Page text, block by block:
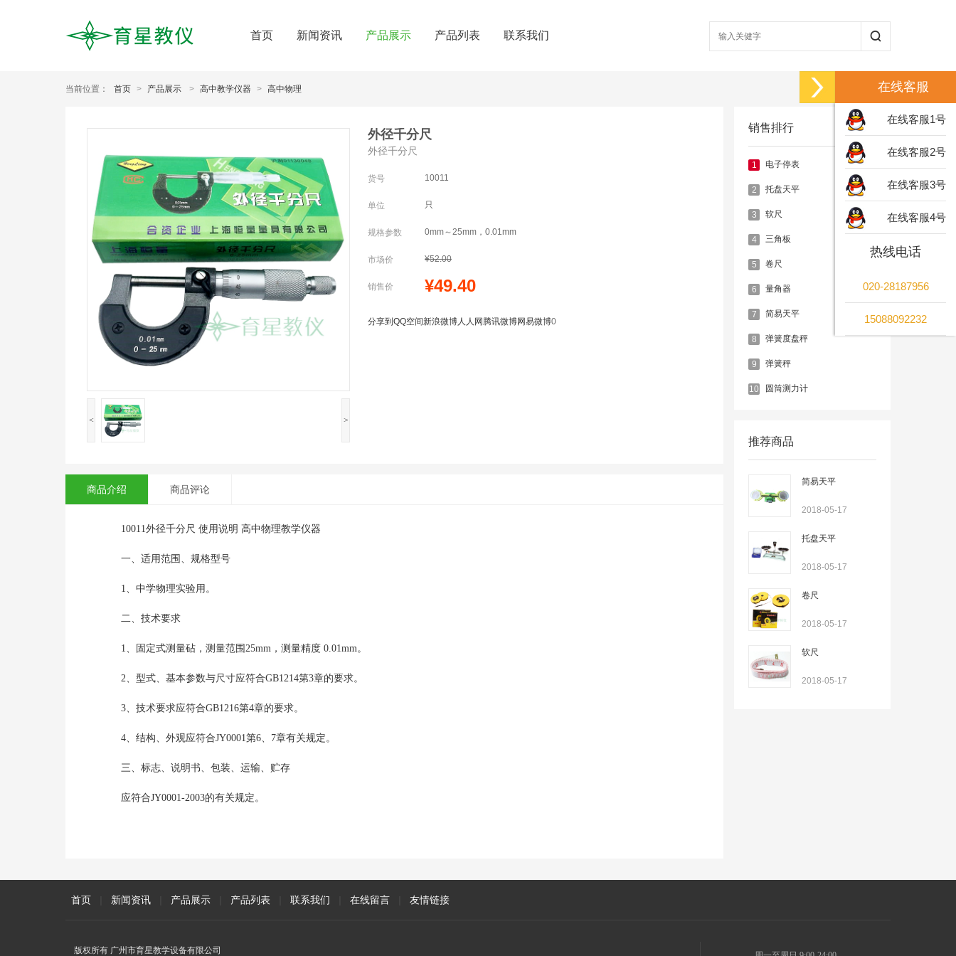
首页 新闻资讯 产品展示 产品列表 联系我们
当前位置： 首页 > 产品展示 > 高中教学仪器 > 高中物理
< >
外径千分尺
外径千分尺
货号 10011
单位 只
规格参数 0mm～25mm，0.01mm
市场价 ¥52.00
销售价 ¥49.40
分享到 QQ空间新浪微博人人网 腾讯微博网易微博0
商品介绍 商品评论
10011外径千分尺 使用说明 高中物理教学仪器
一、适用范围、规格型号
1、中学物理实验用。
二、技术要求
1、固定式测量砧，测量范围25mm，测量精度 0.01mm。
2、型式、基本参数与尺寸应符合GB1214第3章的要求。
3、技术要求应符合GB1216第4章的要求。
4、结构、外观应符合JY0001第6、7章有关规定。
三、标志、说明书、包装、运输、贮存
应符合JY0001-2003的有关规定。
销售排行
1 电子停表
2 托盘天平
3 软尺
4 三角板
5 卷尺
6 量角器
7 简易天平
8 弹簧度盘秤
9 弹簧秤
10 圆筒测力计
推荐商品
简易天平
2018-05-17
托盘天平
2018-05-17
卷尺
2018-05-17
软尺
2018-05-17
首页 新闻资讯 产品展示 产品列表 联系我们 在线留言 友情链接
版权所有 广州市育星教学设备有限公司
在线客服
在线客服1号
在线客服2号
在线客服3号
在线客服4号
热线电话
020-28187956
15088092232